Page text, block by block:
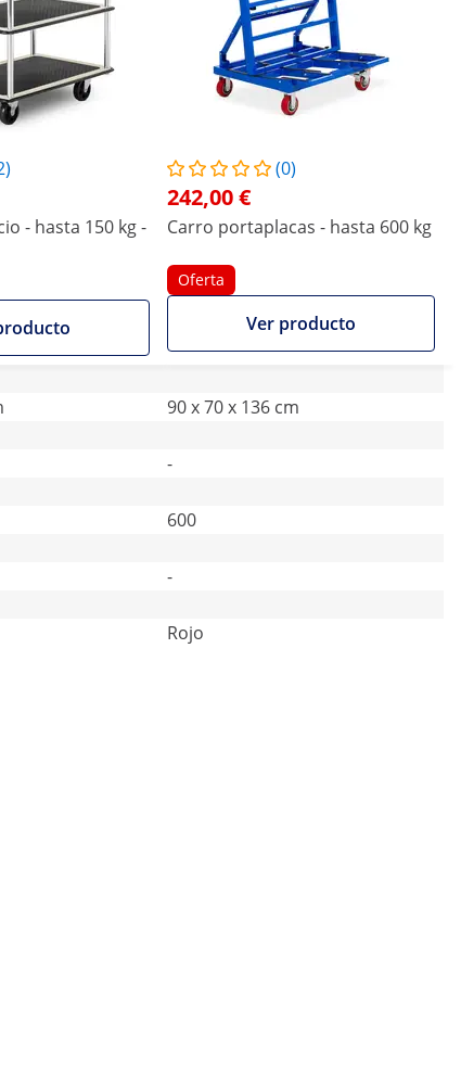
- hasta 150 kg -
(0)
242,00 €
Carro portaplacas - hasta 600 kg
Oferta
Ver producto
90 x 70 x 136 cm
-
600
-
Rojo